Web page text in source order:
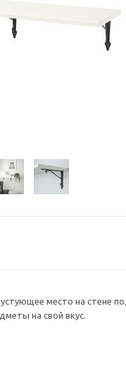
место на стене
на свой вкус.